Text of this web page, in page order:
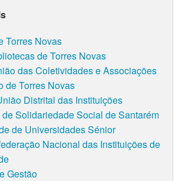
Torres Novas
de Torres Novas
das Coletividades e Associações
de Torres Novas
Distrital das Instituições
Solidariedade Social de Santarém
de Universidades Sénior
Nacional das Instituições de
Gestão